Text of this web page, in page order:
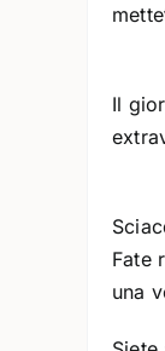
Il
Fate
una